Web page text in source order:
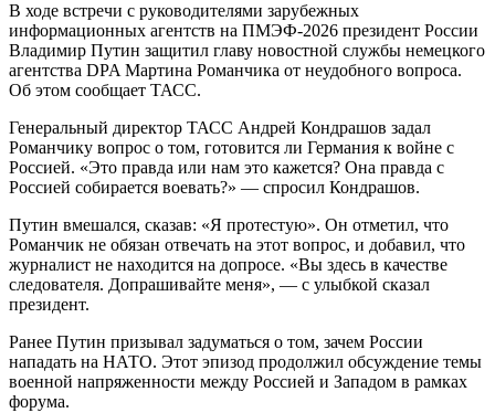
В ходе встречи с руководителями зарубежных
информационных агентств на ПМЭФ-2026 президент России
Владимир Путин защитил главу новостной службы немецкого
агентства DPA Мартина Романчика от неудобного вопроса.
Об этом сообщает ТАСС.
Генеральный директор ТАСС Андрей Кондрашов задал
Романчику вопрос о том, готовится ли Германия к войне с
Россией. «Это правда или нам это кажется? Она правда с
Россией собирается воевать?» — спросил Кондрашов.
Путин вмешался, сказав: «Я протестую». Он отметил, что
Романчик не обязан отвечать на этот вопрос, и добавил, что
журналист не находится на допросе. «Вы здесь в качестве
следователя. Допрашивайте меня», — с улыбкой сказал
президент.
Ранее Путин призывал задуматься о том, зачем России
нападать на НАТО. Этот эпизод продолжил обсуждение темы
военной напряженности между Россией и Западом в рамках
форума.